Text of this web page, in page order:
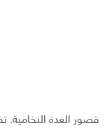
قصور الغدة النخامية.